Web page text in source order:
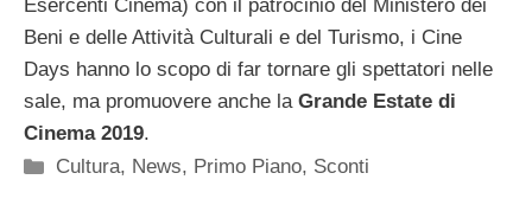
Esercenti Cinema) con il patrocinio del Ministero dei
Beni e delle Attività Culturali e del Turismo, i Cine
Days hanno lo scopo di far tornare gli spettatori nelle
sale, ma promuovere anche la Grande Estate di
Cinema 2019.
Categorie
Cultura, News, Primo Piano, Sconti